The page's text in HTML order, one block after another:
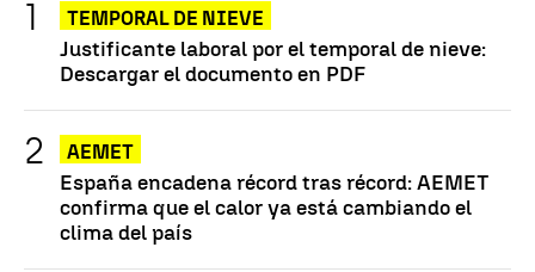
TEMPORAL DE NIEVE
Justificante laboral por el temporal de nieve:
Descargar el documento en PDF
AEMET
España encadena récord tras récord: AEMET
confirma que el calor ya está cambiando el
clima del país